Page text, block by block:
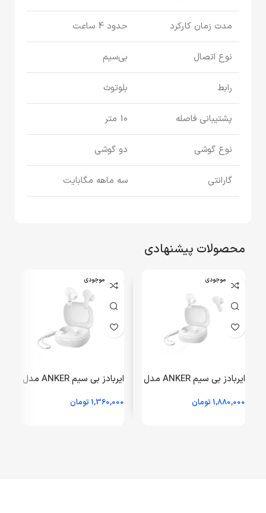
مدت زمان کارکرد حدود 4 ساعت
نوع اتصال بی‌سیم
رابط بلوتوث
پشتیبانی فاصله 10 متر
نوع گوشی دو گوشی
گارانتی سه ماهه مگابایت
محصولات پیشنهادی
اتمام موجودی
ایربادز بی سیم ANKER مدل
(گارانتی 18 ماهه شرکتی)
1,880,000 تومان
اتمام موجودی
ایربادز بی سیم ANKER مدل
(گارانتی 18 ماهه حافظه 1,360,000 تومان